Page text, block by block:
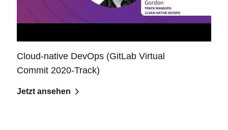
Cloud-native DevOps (GitLab Virtual
Commit 2020-Track)
Jetzt ansehen